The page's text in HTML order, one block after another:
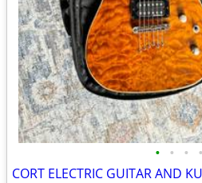
• • • •
CORT ELECTRIC GUITAR AND